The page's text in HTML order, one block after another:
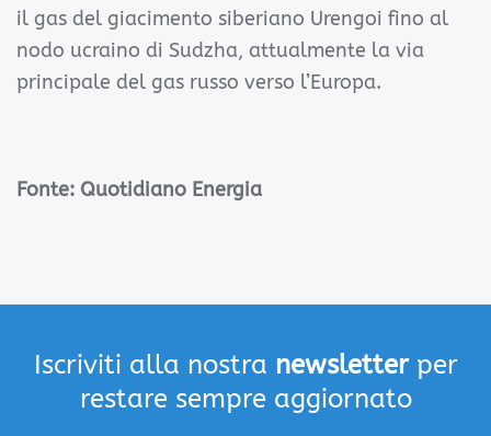
il gas del giacimento siberiano Urengoi fino al
nodo ucraino di Sudzha, attualmente la via
principale del gas russo verso l’Europa.
Fonte: Quotidiano Energia
Iscriviti alla nostra newsletterper
restare sempre aggiornato